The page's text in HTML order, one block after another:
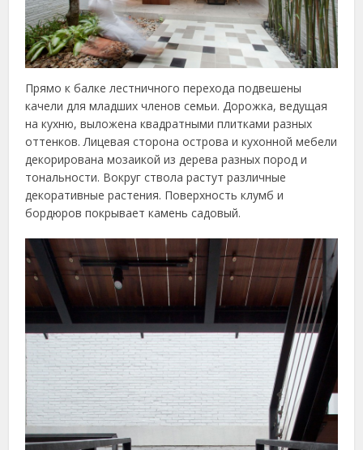
Прямо к балке лестничного перехода подвешены
качели для младших членов семьи. Дорожка, ведущая
на кухню, выложена квадратными плитками разных
оттенков. Лицевая сторона острова и кухонной мебели
декорирована мозаикой из дерева разных пород и
тональности. Вокруг ствола растут различные
декоративные растения. Поверхность клумб и
бордюров покрывает камень садовый.